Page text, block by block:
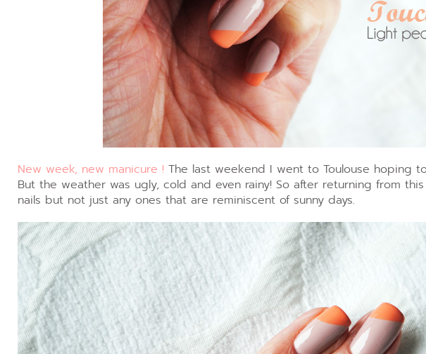
New week, new manicure ! The last weekend I went to Toulouse hoping
But the weather was ugly, cold and even rainy! So after returning from
nails but not just any ones that are reminiscent of sunny days.